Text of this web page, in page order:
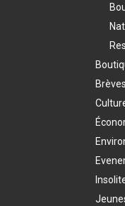
Brèves